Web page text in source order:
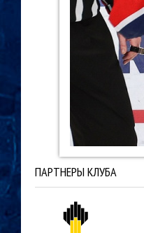
ПАРТНЕРЫ КЛУБА